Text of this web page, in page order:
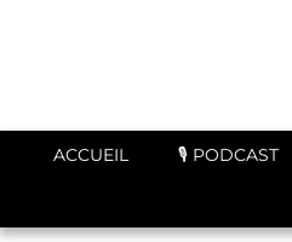
ACCUEIL 🎙️ PODCAST